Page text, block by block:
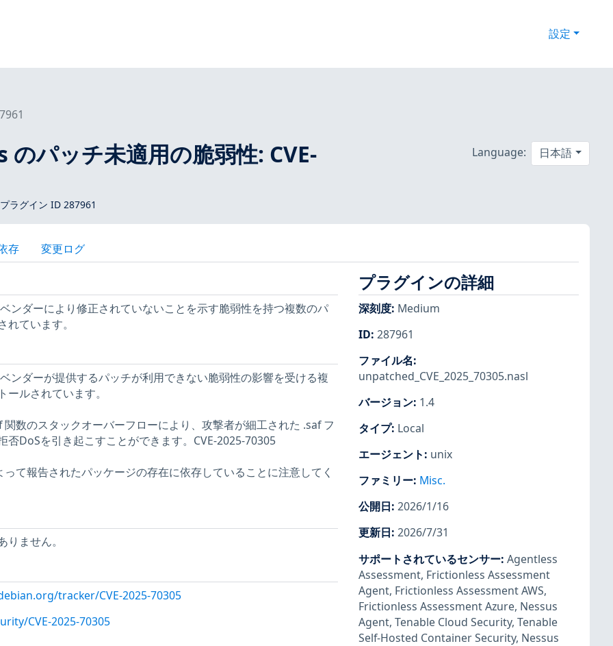
設定
パッチ未適用の脆弱性: CVE-
ラグイン ID 287961
Language: 日本語
存 変更ログ
ンダーにより修正されていないことを示す脆弱性を持つ複数のパ
ています。
ンダーが提供するパッチが利用できない脆弱性の影響を受ける複
ルされています。
関数のスタックオーバーフローにより、攻撃者が細工された .saf フ
否DoSを引き起こすことができます。CVE-2025-70305
て報告されたパッケージの存在に依存していることに注意してく
ません。
tracker/CVE-2025-70305
CVE-2025-70305
プラグインの詳細
深刻度: Medium
ID: 287961
ファイル名:
unpatched_CVE_2025_70305.nasl
バージョン: 1.4
タイプ: Local
エージェント: unix
ファミリー: Misc.
公開日: 2026/1/16
更新日: 2026/7/31
サポートされているセンサー: Agentless
Assessment, Frictionless Assessment
Agent, Frictionless Assessment AWS,
Frictionless Assessment Azure, Nessus
Agent, Tenable Cloud Security, Tenable
Self-Hosted Container Security, Nessus